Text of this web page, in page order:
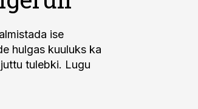
ise
hulgas kuuluks ka
tulebki. Lugu